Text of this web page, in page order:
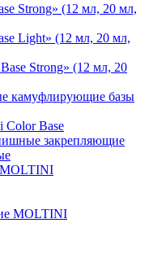
Strong» (12 мл, 20 мл,
Light» (12 мл, 20 мл,
Strong» (12 мл, 20
камуфлирующие базы
Color Base
закрепляющие
MOLTINI